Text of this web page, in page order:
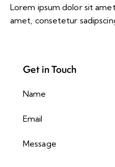
Lorem ipsum dolor sit
amet, consetetur
Get in Touch